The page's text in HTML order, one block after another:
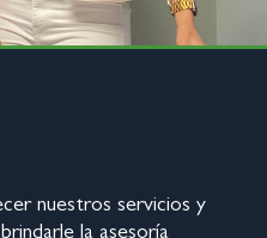
nuestros servicios y